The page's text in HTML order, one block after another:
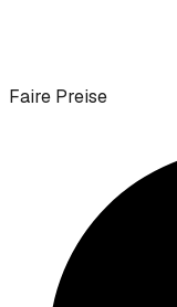
Faire Preise